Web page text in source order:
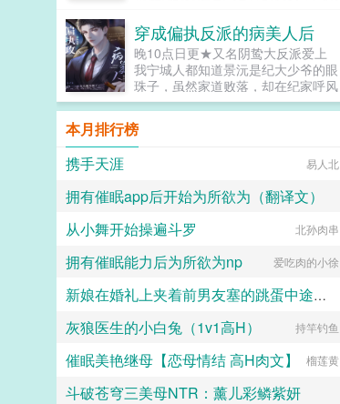
您发生激烈的碰撞！当您看此书时，
您会发现您就是这本书中的主人公！
该书最大的特点就是情感真实细腻贴
近人心，能够激发起您内心深处的强
烈共鸣！！！...
穿成偏执反派的病美人后
晚10点日更★又名阴鸷大反派爱上
我宁城人都知道景沅是纪大少爷的眼
珠子，虽然家道败落，却在纪家呼风
唤雨。然而景沅却是个活脱脱的病秧
子，一碰就碎，除了美貌一无是处。
纪晏对景沅的偏爱招来许多人的嫉
妒。纪晏...
本月排行榜
携手天涯
易人北
拥有催眠app后开始为所欲为（翻译文）
白门楼汉化集团
从小舞开始操遍斗罗 北孙肉串
拥有催眠能力后为所欲为np 爱吃肉的小徐
新娘在婚礼上夹着前男友塞的跳蛋中途忍不住喷水了
二十三
灰狼医生的小白兔（1v1高H） 持竿钓鱼
催眠美艳继母【恋母情结 高H肉文】 榴莲黄
斗破苍穹三美母NTR：薰儿彩鳞紫妍